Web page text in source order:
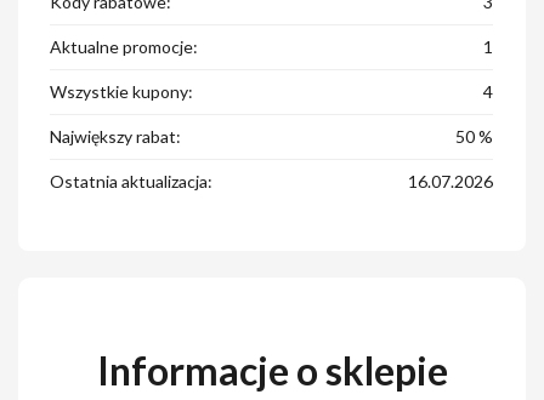
Aktualne promocje: 1
Wszystkie kupony: 4
Największy rabat: 50 %
Ostatnia aktualizacja: 16.07.2026
Informacje o sklepie